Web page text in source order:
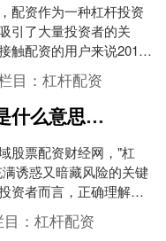
配资作为一种杠杆投资
引了大量投资者的关
触配资的用户来说2018
如何选择正规平台并完
决定投资....
目：杠杆配资
股票杠杆是什么意思？融资融券交易原理详解
股票配资财经网，"杠
诱惑又暗藏风险的关键
资者而言，正确理解杠
别是融资融券这一最常
是迈向成....
目：杠杆配资